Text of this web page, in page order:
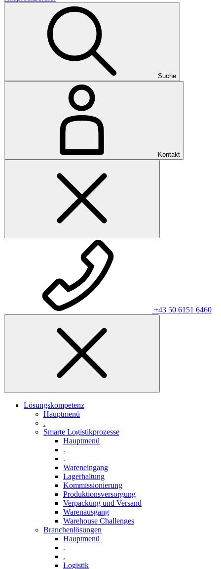
Suche
Kontakt
+43 50 6151 6460
Lösungskompetenz
Hauptmenü
.
Smarte Logistikprozesse
Hauptmenü
.
.
Wareneingang
Lagerhaltung
Kommissionierung
Produktionsversorgung
Verpackung und Versand
Warenausgang
Warehouse Challenges
Branchenlösungen
Hauptmenü
.
.
Logistik